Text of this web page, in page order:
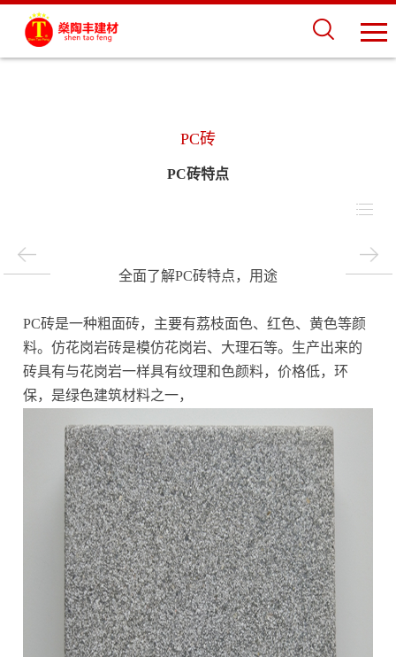
PC砖
PC砖特点
全面了解PC砖特点，用途
PC砖是一种粗面砖，主要有荔枝面色、红色、黄色等颜
料。仿花岗岩砖是模仿花岗岩、大理石等。生产出来的
砖具有与花岗岩一样具有纹理和色颜料，价格低，环
保，是绿色建筑材料之一，